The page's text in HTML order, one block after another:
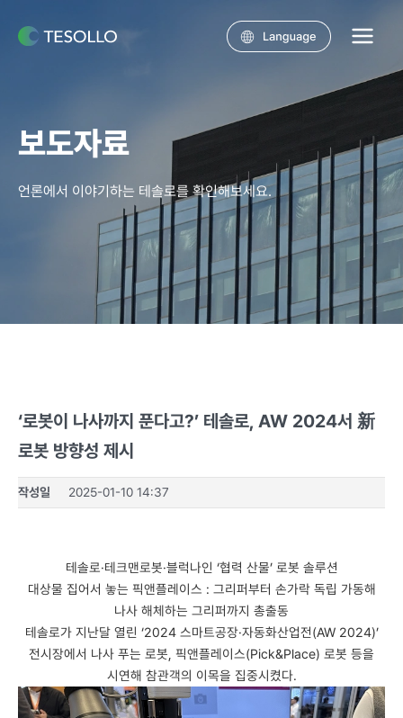
건너뛰기
Menu
보도자료
언론에서 이야기하는 테솔로를 확인해보세요.
‘로봇이 나사까지 푼다고?’ 테솔로, AW 2024서 新
로봇 방향성 제시
작성일 2025-01-10 14:37
테솔로·테크맨로봇·블럭나인 ‘협력 산물’ 로봇 솔루션
대상물 집어서 놓는 픽앤플레이스 : 그리퍼부터 손가락 독립 가동해
나사 해체하는 그리퍼까지 총출동
테솔로가 지난달 열린 ‘2024 스마트공장·자동화산업전(AW 2024)’
전시장에서 나사 푸는 로봇, 픽앤플레이스(Pick&Place) 로봇 등을
시연해 참관객의 이목을 집중시켰다.